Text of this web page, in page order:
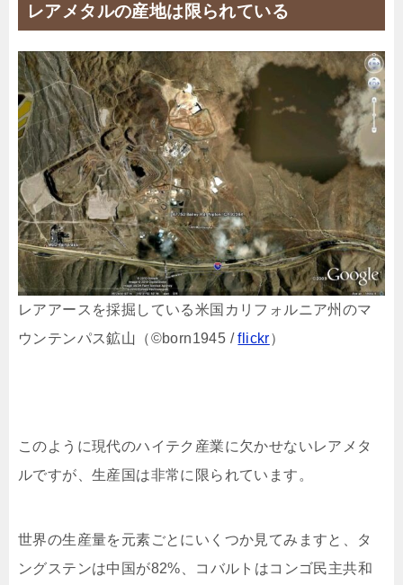
レアメタルの産地は限られている
レアアースを採掘している米国カリフォルニア州のマ
ウンテンパス鉱山（©︎born1945 /flickr）
このように現代のハイテク産業に欠かせないレアメタ
ルですが、生産国は非常に限られています。
世界の生産量を元素ごとにいくつか見てみますと、タ
ングステンは中国が82%、コバルトはコンゴ民主共和